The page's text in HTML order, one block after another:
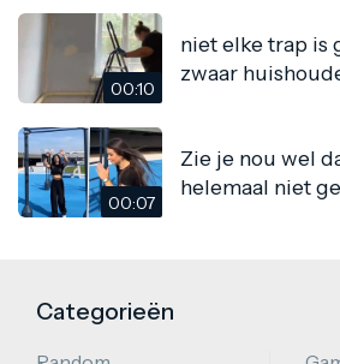
00:10
niet elke trap is
zwaar
00:07
Zie je nou wel
helemaal niet
Categorieën